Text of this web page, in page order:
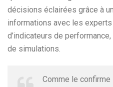
décisions éclairées grâce à
informations avec les experts
d’indicateurs de
de simulations.
Comme le confirme